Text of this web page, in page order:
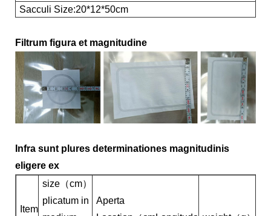
Sacculi Size:20*12*50cm
Filtrum figura et magnitudine
Infra sunt plures determinationes magnitudinis
eligere ex
Item
size（cm）
plicatum in
Aperta